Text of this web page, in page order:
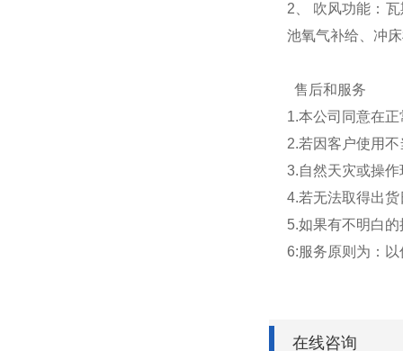
2、 吹风功能：
池氧气补给、冲
售后和服务
1.本公司同意在
2.若因客户使用
3.自然天灾或操
4.若无法取得出
5.如果有不明白
6:服务原则为：
在线咨询